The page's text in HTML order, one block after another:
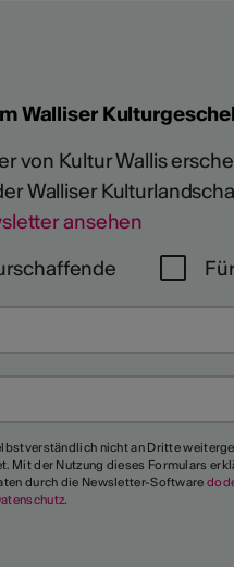
Walliser
von Kultur Wallis
Walliser
ansehen
nicht an Dritte
Mit der Nutzung dieses Formulars
durch die Newsletter-Software
.